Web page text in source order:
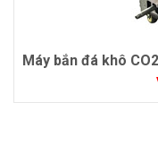
Máy bắn đá khô